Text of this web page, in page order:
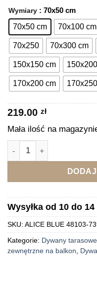
Wymiary : 70x50 cm
70x50 cm
70x100 cm
70x250 70x300 cm
150x150 cm
170x200 cm
219.00 zł
Mała ilość na
ilość ALICE BLUE 48103
Wysyłka od 10 do
SKU: ALICE BLUE 48103-
Kategorie: Dywany tarasowe
zewnętrzne na balkon,